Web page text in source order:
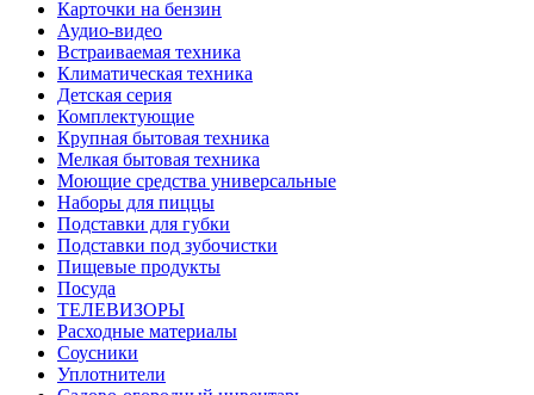
Карточки на бензин
Аудио-видео
Встраиваемая техника
Климатическая техника
Детская серия
Комплектующие
Крупная бытовая техника
Мелкая бытовая техника
Моющие средства универсальные
Наборы для пиццы
Подставки для губки
Подставки под зубочистки
Пищевые продукты
Посуда
ТЕЛЕВИЗОРЫ
Расходные материалы
Соусники
Уплотнители